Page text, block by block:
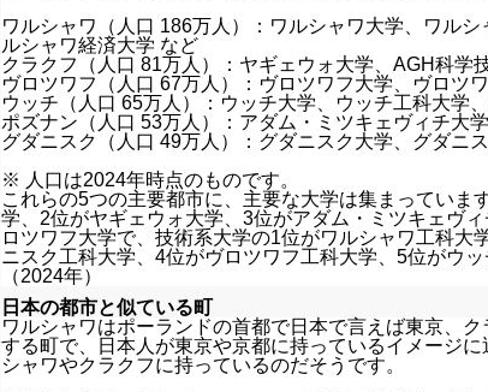
ワルシャワ（人口 186万人）：ワルシャワ大学、ワル
ルシャワ経済大学 など
クラクフ（人口 81万人）：ヤギェウォ大学、AGH科学
ヴロツワフ（人口 67万人）：ヴロツワフ大学、ヴロツ
ウッチ（人口 65万人）：ウッチ大学、ウッチ工科大学
ポズナン（人口 53万人）：アダム・ミツキェヴィチ大
グダニスク（人口 49万人）：グダニスク大学、グダニ
※ 人口は2024年時点のものです。
これらの5つの主要都市に、主要な大学は集まっていま
学、2位がヤギェウォ大学、3位がアダム・ミツキェヴ
ロツワフ大学で、技術系大学の1位がワルシャワ工科大
ニスク工科大学、4位がヴロツワフ工科大学、5位がウ
（2024年）
日本の都市と似ている町
ワルシャワはポーランドの首都で日本で言えば東京、
する町で、日本人が東京や京都に持っているイメージ
シャワやクラクフに持っているのだそうです。